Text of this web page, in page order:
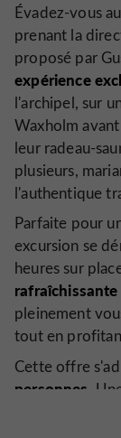
Évadez-vous
prenant la
proposé par
expérience
l'archipel, sur
Waxholm
leur radeau-
plusieurs,
l'authentique
Parfaite pour
excursion se
heures sur
rafraîchissante
pleinement
tout en
Cette offre
personnes .
inoubliable.